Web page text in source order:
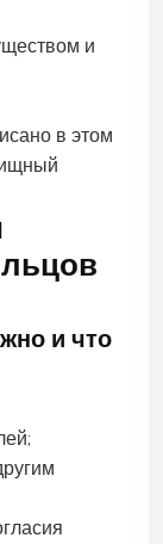
и
в этом
и что